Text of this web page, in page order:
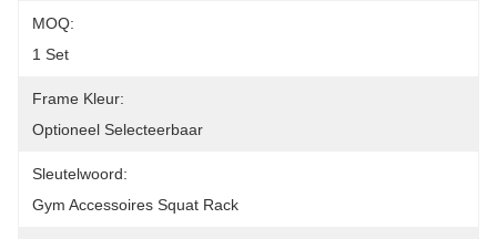
MOQ:
1 Set
Frame Kleur:
Optioneel Selecteerbaar
Sleutelwoord:
Gym Accessoires Squat Rack